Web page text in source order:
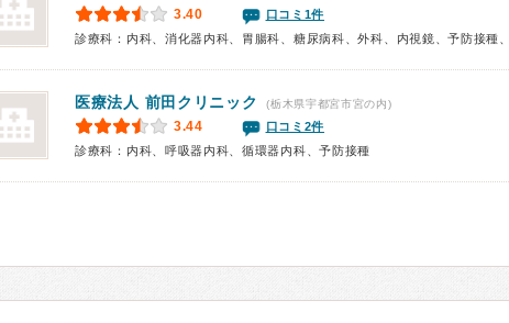
3.40
口コミ1件
診療科：内科、消化器内科、胃腸科、糖尿病科、外科、内視鏡、予防接種
医療法人 前田クリニック (栃木県宇都宮市宮の内)
3.44
口コミ2件
診療科：内科、呼吸器内科、循環器内科、予防接種